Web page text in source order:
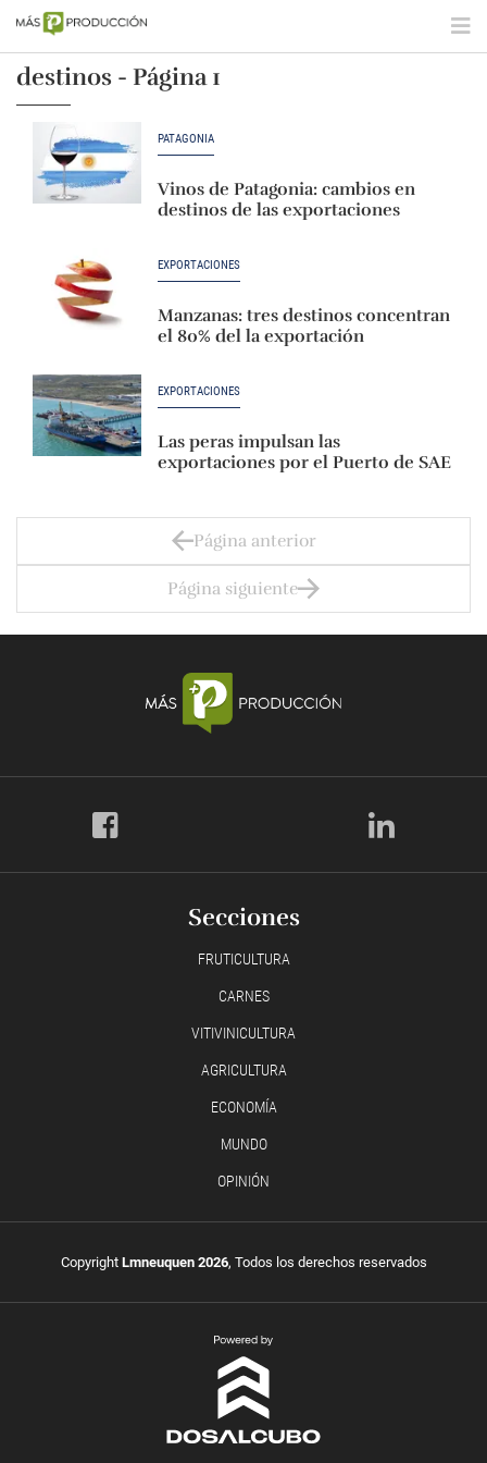
destinos - Página 1
PATAGONIA
Vinos de Patagonia: cambios en
destinos de las exportaciones
EXPORTACIONES
Manzanas: tres destinos concentran
el 80% del la exportación
EXPORTACIONES
Las peras impulsan las
exportaciones por el Puerto de SAE
Página anterior
Página siguiente
Secciones
FRUTICULTURA
CARNES
VITIVINICULTURA
AGRICULTURA
ECONOMÍA
MUNDO
OPINIÓN
Copyright Lmneuquen 2026, Todos los derechos reservados